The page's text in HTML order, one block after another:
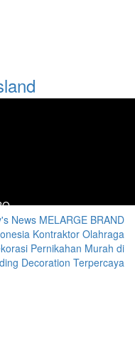
News MELARGE BRAND
Kontraktor Olahraga
Pernikahan Murah di
Decoration Terpercaya